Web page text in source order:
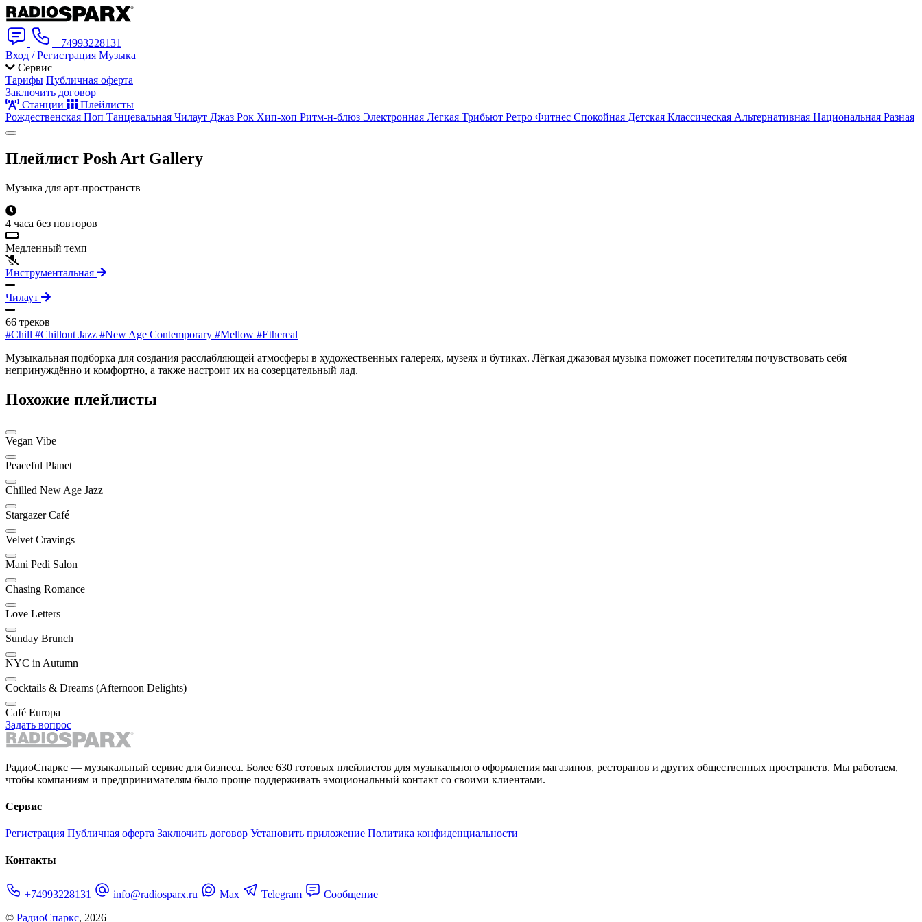
+74993228131
Вход / Регистрация Музыка
Сервис
Тарифы Публичная оферта
Заключить договор
Станции
Плейлисты
Рождественская Поп Танцевальная Чилаут Джаз Рок Хип-хоп Ритм-н-блюз Электронная Легкая Трибьют Ретро Фитнес Спокойная Детская Классическая Альтернативная Национальная Разная
Плейлист Posh Art Gallery
Музыка для арт-пространств
4 часа без повторов
Медленный темп
Инструментальная
Чилаут
66 треков
#Chill #Chillout Jazz #New Age Contemporary #Mellow #Ethereal
Музыкальная подборка для создания расслабляющей атмосферы в художественных галереях, музеях и бутиках. Лёгкая джазовая музыка поможет посетителям почувствовать себя
непринуждённо и комфортно, а также настроит их на созерцательный лад.
Похожие плейлисты
Vegan Vibe
Peaceful Planet
Chilled New Age Jazz
Stargazer Café
Velvet Cravings
Mani Pedi Salon
Chasing Romance
Love Letters
Sunday Brunch
NYC in Autumn
Cocktails & Dreams (Afternoon Delights)
Café Europa
Задать вопрос
РадиоСпаркс — музыкальный сервис для бизнеса. Более 630 готовых плейлистов для музыкального оформления магазинов, ресторанов и других общественных пространств. Мы работаем,
чтобы компаниям и предпринимателям было проще поддерживать эмоциональный контакт со своими клиентами.
Сервис
Регистрация Публичная оферта Заключить договор Установить приложение Политика конфиденциальности
Контакты
+74993228131 info@radiosparx.ru Max Telegram
Сообщение
© РадиоСпаркс, 2026